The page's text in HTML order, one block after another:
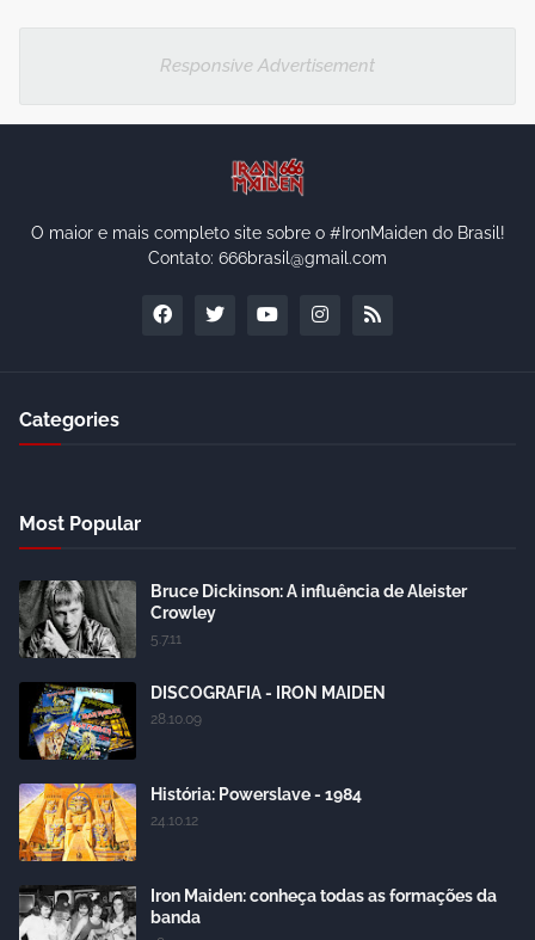
Responsive Advertisement
O maior e mais completo site sobre o #IronMaiden do Brasil!
Contato: 666brasil@gmail.com
Categories
Most Popular
Bruce Dickinson: A influência de Aleister
Crowley
5.7.11
DISCOGRAFIA - IRON MAIDEN
28.10.09
História: Powerslave - 1984
24.10.12
Iron Maiden: conheça todas as formações da
banda